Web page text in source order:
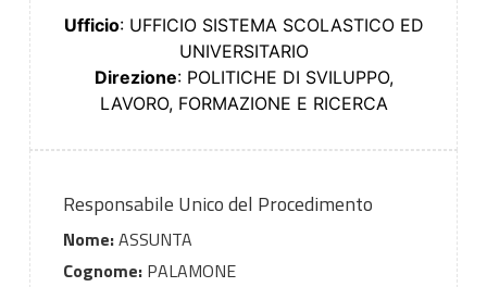
Ufficio: UFFICIO SISTEMA SCOLASTICO ED
UNIVERSITARIO
Direzione: POLITICHE DI SVILUPPO,
LAVORO, FORMAZIONE E RICERCA
Responsabile Unico del Procedimento
Nome:ASSUNTA
Cognome:PALAMONE